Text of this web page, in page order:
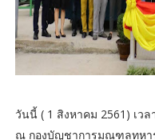
วันนี้ ( 1 สิงหาคม 2561) เวล
ณ กองบัญชาการมณฑลทหา